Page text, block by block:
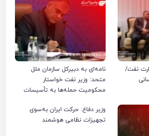
نفت/
نامه‌ای به دبیرکل سازمان ملل
متحد: وزیر نفت خواستار
محکومیت حمله‌ها به تأسیسات
وزیر دفاع: حرکت ایران به‌سوی
تجهیزات نظامی هوشمند